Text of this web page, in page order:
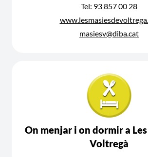
Tel: 93 857 00 28
masiesv@diba.cat
On menjar i on dormir a
Voltregà